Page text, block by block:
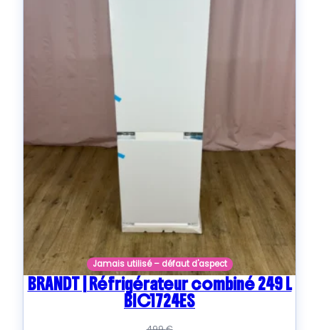
Jamais utilisé – défaut d'aspect
BRANDT | Réfrigérateur combiné 249 L
BIC1724ES